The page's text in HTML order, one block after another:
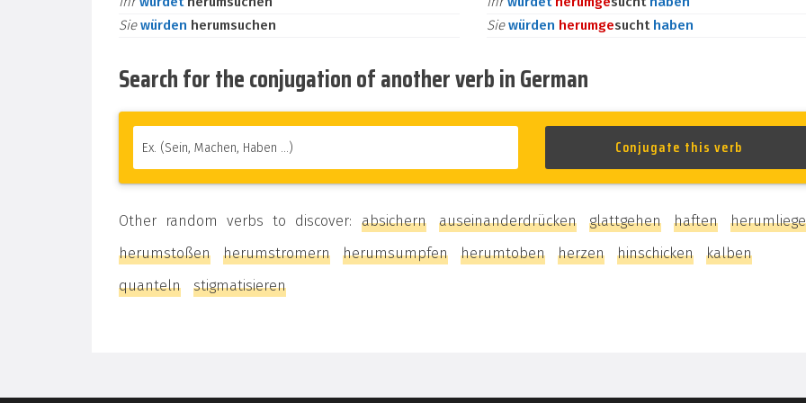
Siewürden herumsuchen
Siewürden herumgesucht haben
Search for the conjugation of another verb in German
Other random verbs to discover: absichern auseinanderdrücken glattgehen haften
herumstoßen
herumstromern herumsumpfen herumtoben herzen hinschicken
kalben
quanteln
stigmatisieren